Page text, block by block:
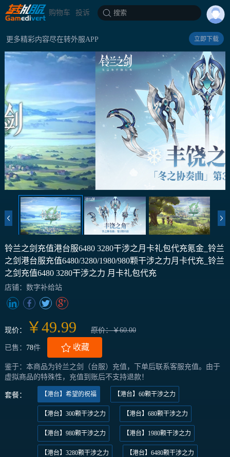
购物车 投诉 搜索
更多精彩内容尽在转外服APP 立即下载
铃兰之剑充值港台服6480 3280干涉之月卡礼包代充氪金_铃兰
之剑港台服充值6480/3280/1980/980颗干涉之力月卡代充_铃兰
之剑充值6480 3280干涉之力 月卡礼包代充
店铺：数字补给站
现价： ￥49.99 原价：￥60.00
已售： 78件 收藏
鉴于：本商品为铃兰之剑（台服）充值，下单后联系客服充值。由于
虚拟商品的特殊性，充值到账后不支持退款！
套餐： 【港台】希望的祝福 【港台】60颗干涉之力
【港台】300颗干涉之力 【港台】680颗干涉之力
【港台】980颗干涉之力 【港台】1980颗干涉之力
【港台】3280颗干涉之力 【港台】6480颗干涉之力